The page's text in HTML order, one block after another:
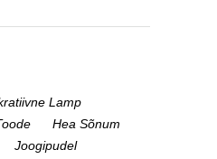
Lamp
Hea Sõnum
Joogipudel